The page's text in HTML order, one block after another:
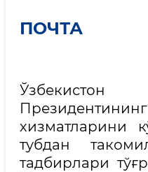
ПОЧТА
Ўзбекистон
хизматларини
тубдан
тадбирлари